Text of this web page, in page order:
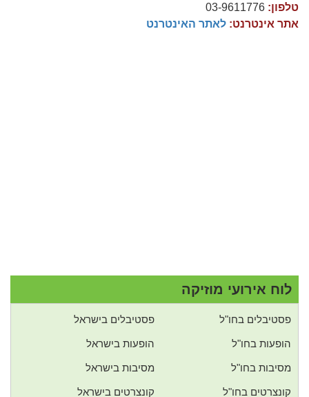
טלפון:
אתר אינטרנט: לאתר האינטרנט
לוח אירועי מוזיקה
פסטיבלים בחו"ל פסטיבלים בישראל
הופעות בחו"ל הופעות בישראל
מסיבות בחו"ל מסיבות בישראל
קונצרטים בחו"ל קונצרטים בישראל